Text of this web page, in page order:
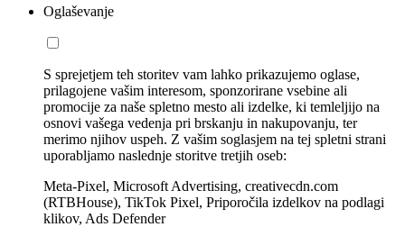
Oglaševanje
S sprejetjem teh storitev vam lahko prikazujemo oglase,
prilagojene vašim interesom, sponzorirane vsebine ali
promocije za naše spletno mesto ali izdelke, ki temleljijo na
osnovi vašega vedenja pri brskanju in nakupovanju, ter
merimo njihov uspeh. Z vašim soglasjem na tej spletni strani
uporabljamo naslednje storitve tretjih oseb:
Meta-Pixel, Microsoft Advertising, creativecdn.com
(RTBHouse), TikTok Pixel, Priporočila izdelkov na podlagi
klikov, Ads Defender